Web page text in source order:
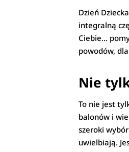
Dzień
integralną
Ciebie…
powodów,
Nie
To nie jest
balonów i
szeroki
uwielbiają.